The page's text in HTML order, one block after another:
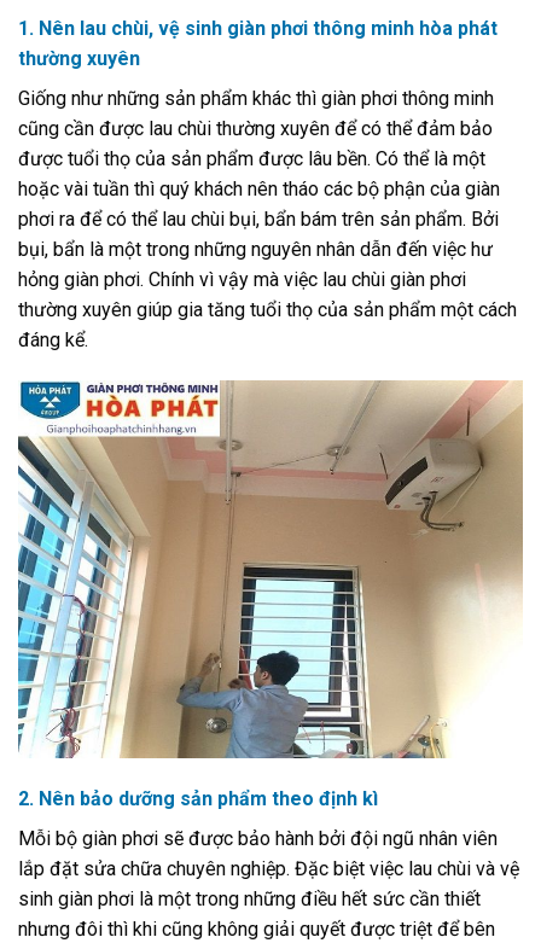
1. Nên lau chùi, vệ sinh giàn phơi thông minh hòa phát
thường xuyên
Giống như những sản phẩm khác thì giàn phơi thông minh
cũng cần được lau chùi thường xuyên để có thể đảm bảo
được tuổi thọ của sản phẩm được lâu bền. Có thể là một
hoặc vài tuần thì quý khách nên tháo các bộ phận của giàn
phơi ra để có thể lau chùi bụi, bẩn bám trên sản phẩm. Bởi
bụi, bẩn là một trong những nguyên nhân dẫn đến việc hư
hỏng giàn phơi. Chính vì vậy mà việc lau chùi giàn phơi
thường xuyên giúp gia tăng tuổi thọ của sản phẩm một cách
đáng kể.
2. Nên bảo dưỡng sản phẩm theo định kì
Mỗi bộ giàn phơi sẽ được bảo hành bởi đội ngũ nhân viên
lắp đặt sửa chữa chuyên nghiệp. Đặc biệt việc lau chùi và vệ
sinh giàn phơi là một trong những điều hết sức cần thiết
nhưng đôi thì khi cũng không giải quyết được triệt để bên